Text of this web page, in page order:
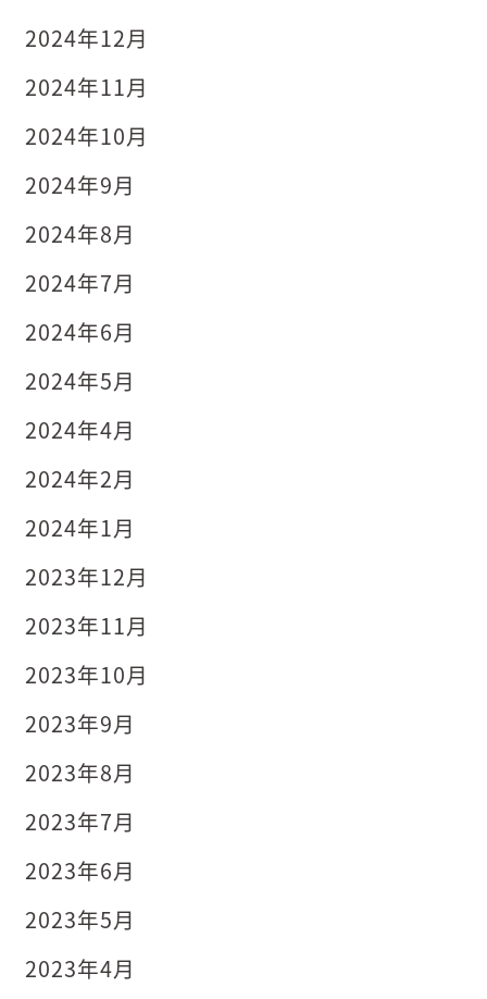
2024年12月
2024年11月
2024年10月
2024年9月
2024年8月
2024年7月
2024年6月
2024年5月
2024年4月
2024年2月
2024年1月
2023年12月
2023年11月
2023年10月
2023年9月
2023年8月
2023年7月
2023年6月
2023年5月
2023年4月